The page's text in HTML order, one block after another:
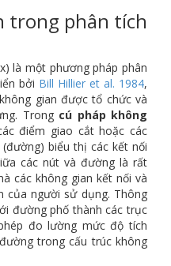
trong phân tích
là một phương pháp phân
bởi Bill Hillier et al. 1984,
gian được tổ chức và
Trong cú pháp không
điểm giao cắt hoặc các
(đường) biểu thị các kết nối
các nút và đường là rất
các không gian kết nối và
của người sử dụng. Thông
đường phố thành các trục
đo lường mức độ tích
trong cấu trúc không